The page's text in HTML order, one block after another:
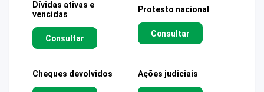
Dívidas ativas e
vencidas
Consultar
Protesto nacional
Consultar
Cheques devolvidos Ações judiciais